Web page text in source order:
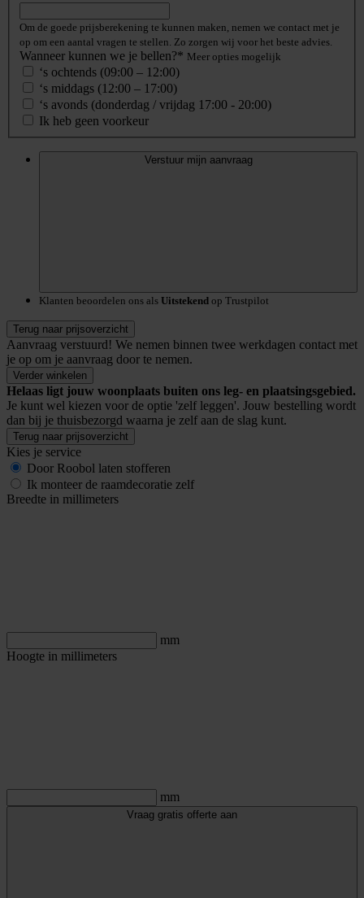
Om de goede prijsberekening te kunnen maken, nemen we contact met je
op om een aantal vragen te stellen. Zo zorgen wij voor het beste advies.
Wanneer kunnen we je bellen?* Meer opties mogelijk
‘s ochtends (09:00 – 12:00)
‘s middags (12:00 – 17:00)
‘s avonds (donderdag / vrijdag 17:00 - 20:00)
Ik heb geen voorkeur
Verstuur mijn aanvraag
Klanten beoordelen ons als Uitstekend op Trustpilot
Terug naar prijsoverzicht
Aanvraag verstuurd! We nemen binnen twee werkdagen contact met
je op om je aanvraag door te nemen.
Verder winkelen
Helaas ligt jouw woonplaats buiten ons leg- en plaatsingsgebied.
Je kunt wel kiezen voor de optie 'zelf leggen'. Jouw bestelling wordt
dan bij je thuisbezorgd waarna je zelf aan de slag kunt.
Terug naar prijsoverzicht
Kies je service
Door Roobol laten stofferen
Ik monteer de raamdecoratie zelf
Breedte in millimeters
mm
Hoogte in millimeters
mm
Vraag gratis offerte aan